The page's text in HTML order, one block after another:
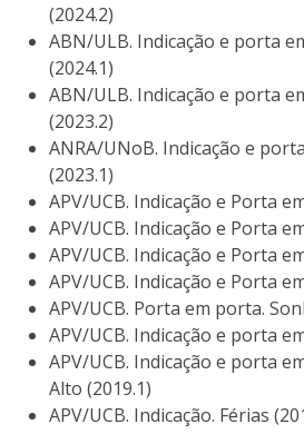
(2024.2)
ABN/ULB. Indicação e porta
(2024.1)
ABN/ULB. Indicação e porta
(2023.2)
ANRA/UNoB. Indicação e
(2023.1)
APV/UCB. Indicação e Porta
APV/UCB. Indicação e Porta
APV/UCB. Indicação e Porta
APV/UCB. Indicação e Porta
APV/UCB. Porta em porta.
APV/UCB. Indicação e porta
APV/UCB. Indicação e porta
Alto (2019.1)
APV/UCB. Indicação. Férias